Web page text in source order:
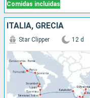
Comidas incluidas
ITALIA, GRECIA
Star Clipper 12 d